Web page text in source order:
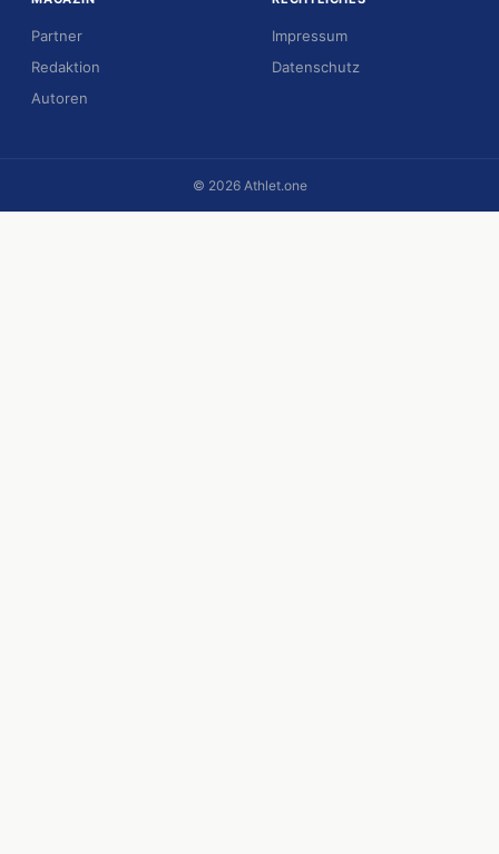
Partner
Redaktion
Autoren
Impressum
Datenschutz
© 2026 Athlet.one